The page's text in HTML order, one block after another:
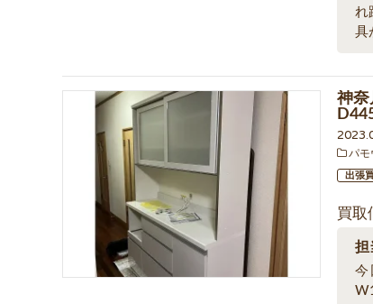
れ
具
神奈
パモ
出張
買取
担
今